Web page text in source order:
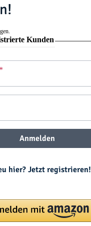
Kunden
Anmelden
hier? Jetzt registrieren!